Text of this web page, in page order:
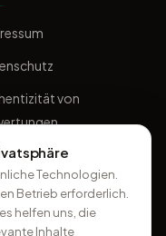
von
Technologien.
Betrieb erforderlich.
helfen uns, die
Inhalte